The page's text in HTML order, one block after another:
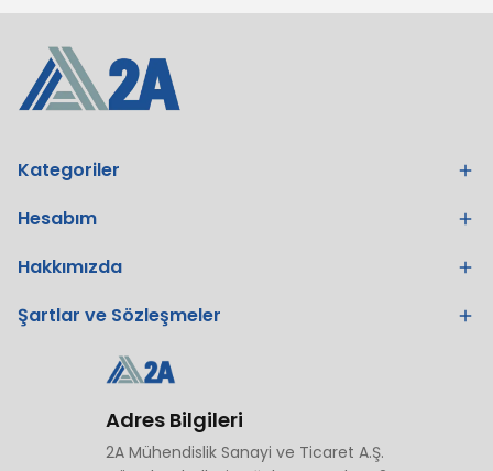
Kategoriler
Hesabım
Hakkımızda
Şartlar ve Sözleşmeler
Adres Bilgileri
2A Mühendislik Sanayi ve Ticaret A.Ş.